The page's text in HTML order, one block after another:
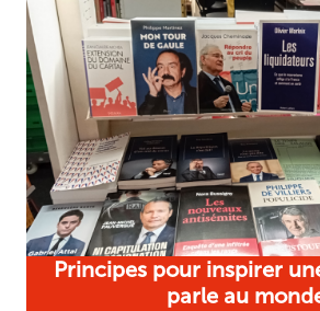
Principes pour inspirer
parle au